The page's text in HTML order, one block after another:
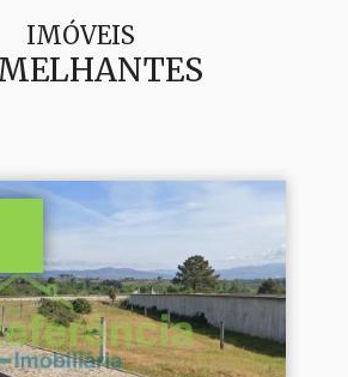
IMÓVEIS